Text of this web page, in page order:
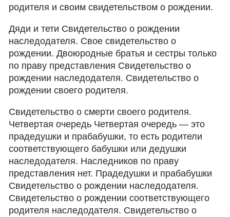
родителя и своим свидетельством о рождении.
Дяди и тети Свидетельство о рождении
наследодателя. Свое свидетельство о
рождении. Двоюродные братья и сестры только
по праву представления Свидетельство о
рождении наследодателя. Свидетельство о
рождении своего родителя.
Свидетельство о смерти своего родителя.
Четвертая очередь Четвертая очередь — это
прадедушки и прабабушки, то есть родители
соответствующего бабушки или дедушки
наследодателя. Наследников по праву
представления нет. Прадедушки и прабабушки
Свидетельство о рождении наследодателя.
Свидетельство о рождении соответствующего
родителя наследодателя. Свидетельство о